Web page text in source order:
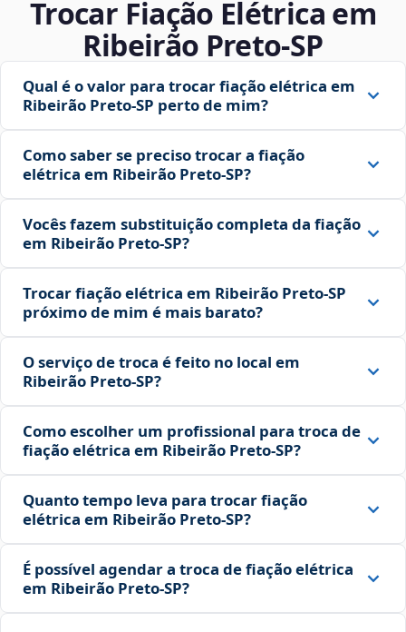
Trocar Fiação Elétrica em
Ribeirão Preto‑SP
Qual é o valor para trocar fiação elétrica em
Ribeirão Preto‑SP perto de mim?
Como saber se preciso trocar a fiação
elétrica em Ribeirão Preto‑SP?
Vocês fazem substituição completa da fiação
em Ribeirão Preto‑SP?
Trocar fiação elétrica em Ribeirão Preto‑SP
próximo de mim é mais barato?
O serviço de troca é feito no local em
Ribeirão Preto‑SP?
Como escolher um profissional para troca de
fiação elétrica em Ribeirão Preto‑SP?
Quanto tempo leva para trocar fiação
elétrica em Ribeirão Preto‑SP?
É possível agendar a troca de fiação elétrica
em Ribeirão Preto‑SP?